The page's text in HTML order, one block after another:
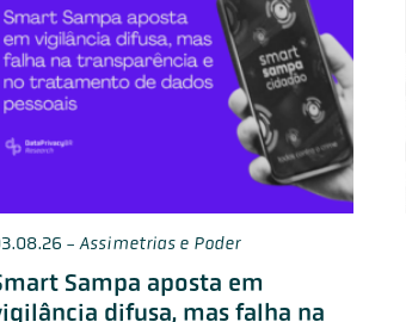
-Assimetrias e Poder
Sampa aposta em
difusa, mas falha na